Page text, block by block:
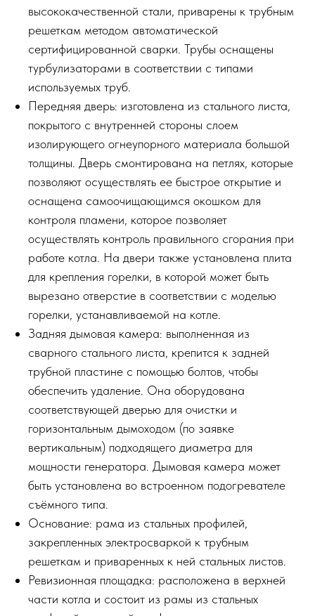
высококачественной стали, приварены к трубным
решеткам методом автоматической
сертифицированной сварки. Трубы оснащены
турбулизаторами в соответствии с типами
используемых труб.
Передняя дверь: изготовлена из стального листа,
покрытого с внутренней стороны слоем
изолирующего огнеупорного материала большой
толщины. Дверь смонтирована на петлях, которые
позволяют осуществлять ее быстрое открытие и
оснащена самоочищающимся окошком для
контроля пламени, которое позволяет
осуществлять контроль правильного сгорания при
работе котла. На двери также установлена плита
для крепления горелки, в которой может быть
вырезано отверстие в соответствии с моделью
горелки, устанавливаемой на котле.
Задняя дымовая камера: выполненная из
сварного стального листа, крепится к задней
трубной пластине с помощью болтов, чтобы
обеспечить удаление. Она оборудована
соответствующей дверью для очистки и
горизонтальным дымоходом (по заявке
вертикальным) подходящего диаметра для
мощности генератора. Дымовая камера может
быть установлена во встроенном подогревателе
съёмного типа.
Основание: рама из стальных профилей,
закрепленных электросваркой к трубным
решеткам и приваренных к ней стальных листов.
Ревизионная площадка: расположена в верхней
части котла и состоит из рамы из стальных